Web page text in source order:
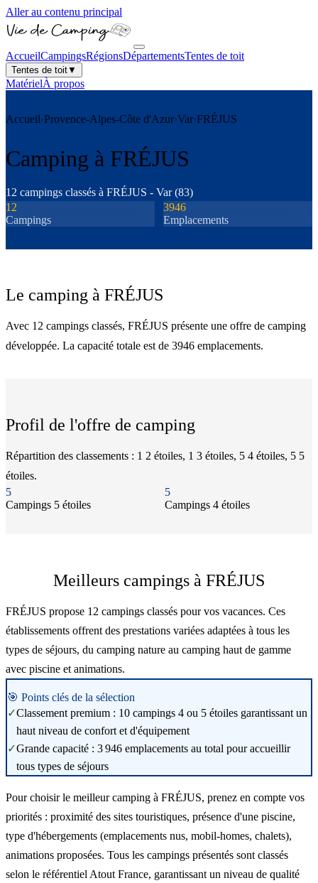
Aller au contenu principal
AccueilCampingsRégionsDépartementsTentes de toit
Tentes de toit▼
MatérielÀ propos
Accueil›Provence-Alpes-Côte d'Azur›Var›FRÉJUS
Camping à FRÉJUS
12 campings classés à FRÉJUS - Var(83)
12
Campings
3946
Emplacements
Le camping à FRÉJUS
Avec 12 campings classés, FRÉJUS présente une offre de camping
développée. La capacité totale est de 3946 emplacements.
Profil de l'offre de camping
Répartition des classements : 1 2 étoiles, 1 3 étoiles, 5 4 étoiles, 5 5
étoiles.
5
Campings 5 étoiles
5
Campings 4 étoiles
Meilleurs campings à FRÉJUS
FRÉJUS propose 12 campings classés pour vos vacances. Ces
établissements offrent des prestations variées adaptées à tous les
types de séjours, du camping nature au camping haut de gamme
avec piscine et animations.
🎯 Points clés de la sélection
✓Classement premium : 10 campings 4 ou 5 étoiles garantissant un
haut niveau de confort et d'équipement
✓Grande capacité : 3 946 emplacements au total pour accueillir
tous types de séjours
Pour choisir le meilleur camping à FRÉJUS, prenez en compte vos
priorités : proximité des sites touristiques, présence d'une piscine,
type d'hébergements (emplacements nus, mobil-homes, chalets),
animations proposées. Tous les campings présentés sont classés
selon le référentiel Atout France, garantissant un niveau de qualité